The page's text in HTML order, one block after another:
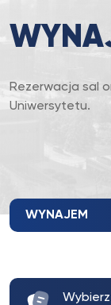
Rezerwacja sal
Uniwersytetu.
WYNAJEM